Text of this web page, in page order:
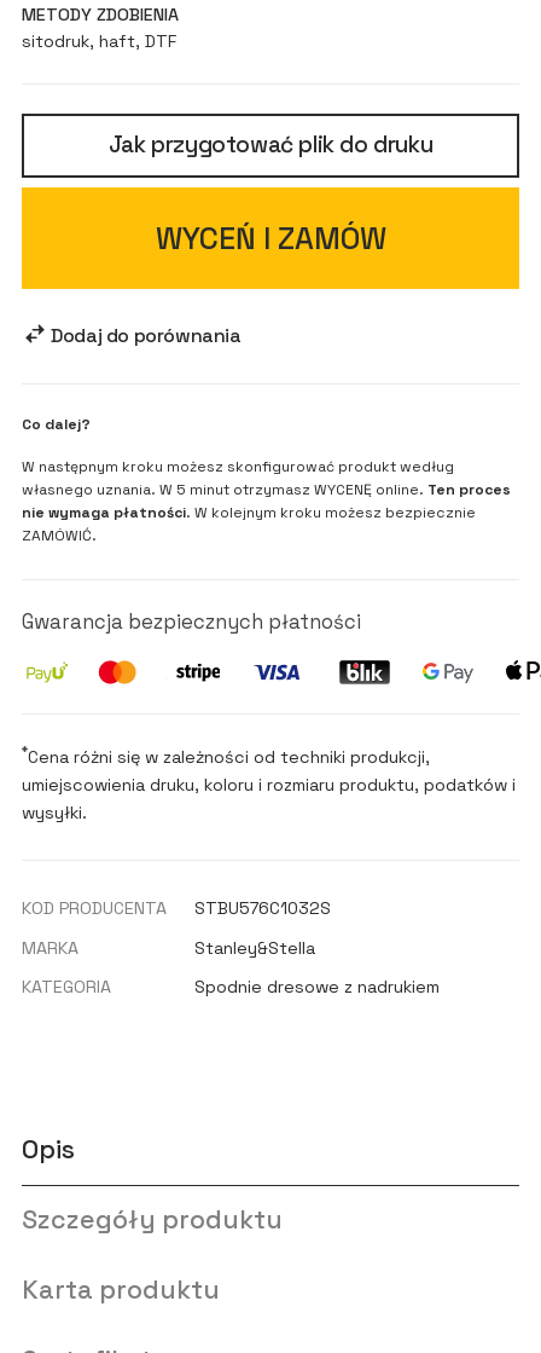
METODY ZDOBIENIA
sitodruk, haft, DTF
Jak przygotować plik do druku
WYCEŃ I ZAMÓW
Dodaj do porównania
Co dalej?
W następnym kroku możesz skonfigurować produkt według
własnego uznania. W 5 minut otrzymasz WYCENĘ online. Ten proces
nie wymaga płatności. W kolejnym kroku możesz bezpiecznie
ZAMÓWIĆ.
Gwarancja bezpiecznych płatności
*Cena różni się w zależności od techniki produkcji,
umiejscowienia druku, koloru i rozmiaru produktu, podatków i
wysyłki.
KOD PRODUCENTA
STBU576C1032S
MARKA
Stanley&Stella
KATEGORIA
Spodnie dresowe z nadrukiem
Opis
Szczegóły produktu
Karta produktu